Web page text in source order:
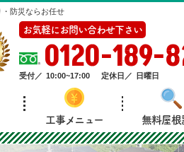
防災ならお任せ
お気軽にお問い合わせ下さい
0120-189-
受付／ 10:00~17:00 定休日／ 日曜日
工事メニュー 無料屋根